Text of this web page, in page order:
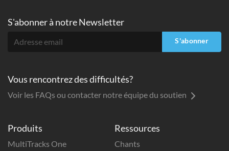
Produits
MultiTracks One
Ressources
Chants
S'abonner à notre Newsletter
S'abonner
Vous rencontrez des difficultés?
Voir les FAQs ou contacter notre équipe du soutien